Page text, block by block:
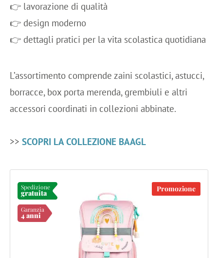
👉 lavorazione di qualità
👉 design moderno
👉 dettagli pratici per la vita scolastica quotidiana
L’assortimento comprende zaini scolastici, astucci,
borracce, box porta merenda, grembiuli e altri
accessori coordinati in collezioni abbinate.
>> SCOPRI LA COLLEZIONE BAAGL
Spedizione
gratuita
Garanzia
4 anni
Promozione